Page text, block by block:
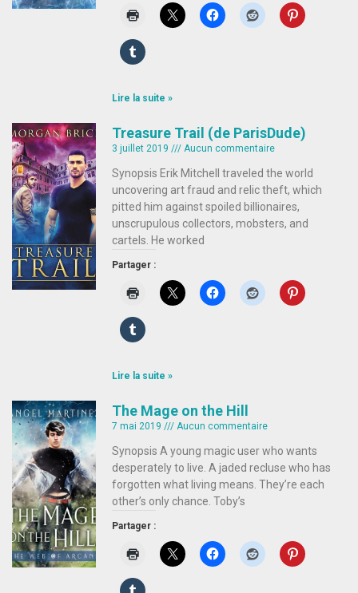
Lire la suite »
Treasure Trail (de ParisDude)
3 juillet 2019 Aucun commentaire
Synopsis Erik Mitchell traveled the world
uncovering art fraud and relic theft, which
pitted him against spoiled billionaires,
unscrupulous collectors, mobsters, and
cartels. He worked
Partager :
Lire la suite »
The Mage on the Hill
7 mai 2019 Aucun commentaire
Synopsis A young magic user who wants
desperately to live. A jaded recluse who has
forgotten what living means. They’re each
other’s only chance. Toby’s
Partager :